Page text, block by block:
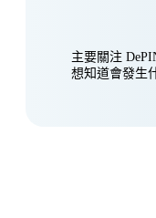
主要關注
想知道會發生